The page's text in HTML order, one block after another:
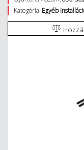
Kategória: Egyéb